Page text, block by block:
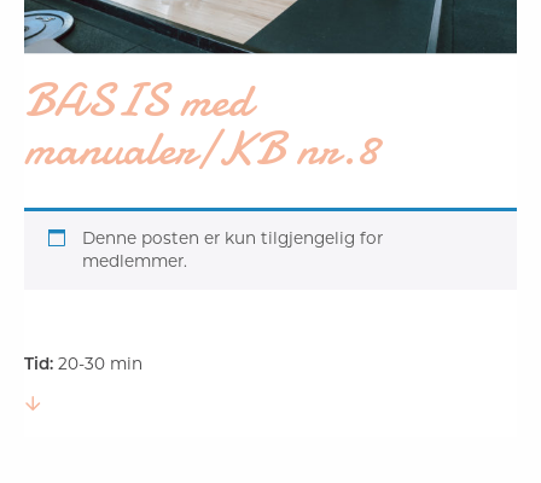
BASIS med
manualer/KB nr.8
Denne posten er kun tilgjengelig for
medlemmer.
Tid: 20-30 min